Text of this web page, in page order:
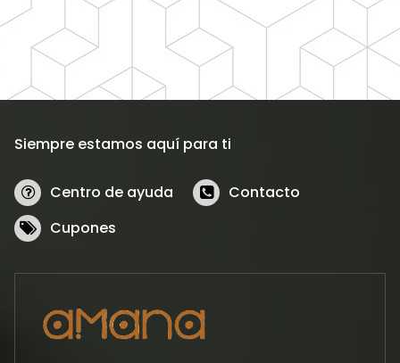
Siempre estamos aquí para ti
Centro de ayuda
Contacto
Cupones